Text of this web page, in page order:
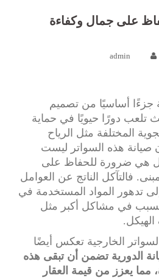
على جمال وكفاءة
admin
جزءًا أساسيًا من تصميم
تلعب دورًا حيويًا في حماية
المختلفة مثل الرياح
صيانة هذه السواتر ليست
هي ضرورة للحفاظ على
فالتآكل الناتج عن العوامل
تدهور المواد المستخدمة في
يتسبب في مشاكل أكبر مثل
الخارجية تعكس أيضًا
الدورية تضمن أن تبقى هذه
مما يعزز من قيمة العقار